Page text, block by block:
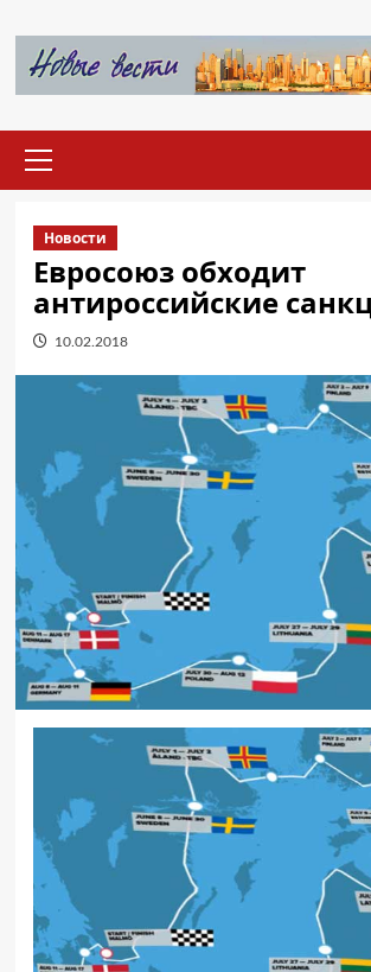
содержимому
меню
Новости
Евросоюз обходит
антироссийские
10.02.2018